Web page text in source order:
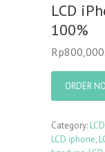
LCD
100%
Rp
ORDER
Category:
LCD iphone,